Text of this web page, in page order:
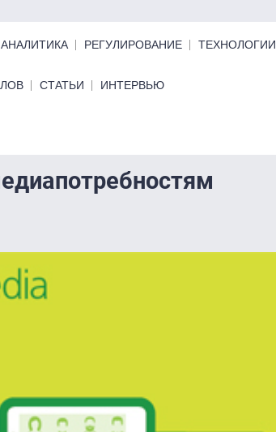
АНАЛИТИКА РЕГУЛИРОВАНИЕ ТЕХНОЛОГИИ
СТАТЬИ ИНТЕРВЬЮ